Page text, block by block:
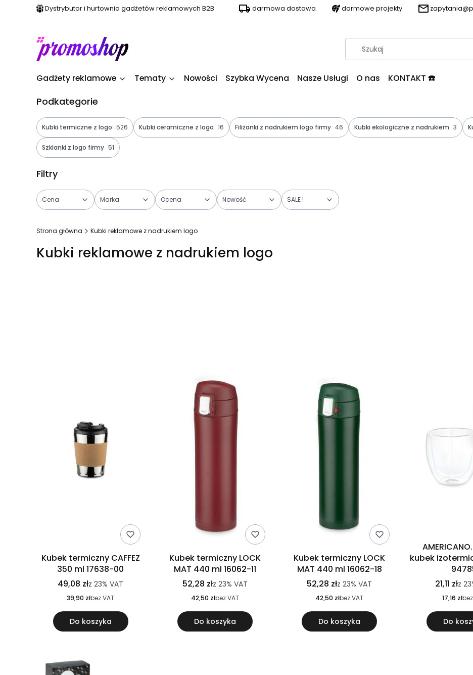
Dystrybutor i hurtownia gadżetów reklamowych B2B darmowa dostawa darmowe projekty
Gadżety reklamowe Tematy Nowości Szybka Wycena Nasze Usługi O nas KONTAKT ☎️
Podkategorie
Kubki termiczne z logo 526 Kubki ceramiczne z logo 16 Filiżanki z nadrukiem logo firmy 46 Kubki ekologiczne z nadrukiem 3
Szklanki z logo firmy 51
Filtry
Cena Marka Ocena Nowość SALE !
Strona główna Kubki reklamowe z nadrukiem logo
Kubki reklamowe z nadrukiem logo
Kubek termiczny CAFFEZ
350 ml 17638-00
49,08 złz23% VAT
39,90 złbez VAT
Do koszyka
Kubek termiczny LOCK
MAT 440 ml 16062-11
52,28 złz23% VAT
42,50 złbez VAT
Do koszyka
Kubek termiczny LOCK
MAT 440 ml 16062-18
52,28 złz23% VAT
42,50 złbez VAT
Do koszyka
kubek
21,11 złz
17,16 zł
Do